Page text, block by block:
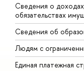
Сведения о
обязательствах
Сведения об
Людям с
Единая платежная